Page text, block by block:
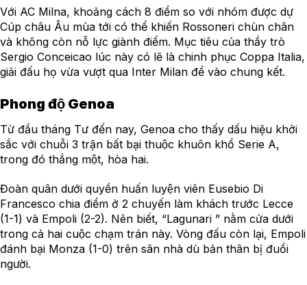
Với AC Milna, khoảng cách 8 điểm so với nhóm được dự
Cúp châu Âu mùa tới có thể khiến Rossoneri chùn chân
và không còn nỗ lực giành điểm. Mục tiêu của thầy trò
Sergio Conceicao lúc này có lẽ là chinh phục Coppa Italia,
giải đấu họ vừa vượt qua Inter Milan để vào chung kết.
Phong độ Genoa
Từ đầu tháng Tư đến nay, Genoa cho thấy dấu hiệu khởi
sắc với chuỗi 3 trận bất bại thuộc khuôn khổ Serie A,
trong đó thắng một, hòa hai.
Đoàn quân dưới quyền huấn luyện viên Eusebio Di
Francesco chia điểm ở 2 chuyến làm khách trước Lecce
(1-1) và Empoli (2-2). Nên biết, “Lagunari ” nằm cửa dưới
trong cả hai cuộc chạm trán này. Vòng đấu còn lại, Empoli
đánh bại Monza (1-0) trên sân nhà dù bản thân bị đuổi
người.